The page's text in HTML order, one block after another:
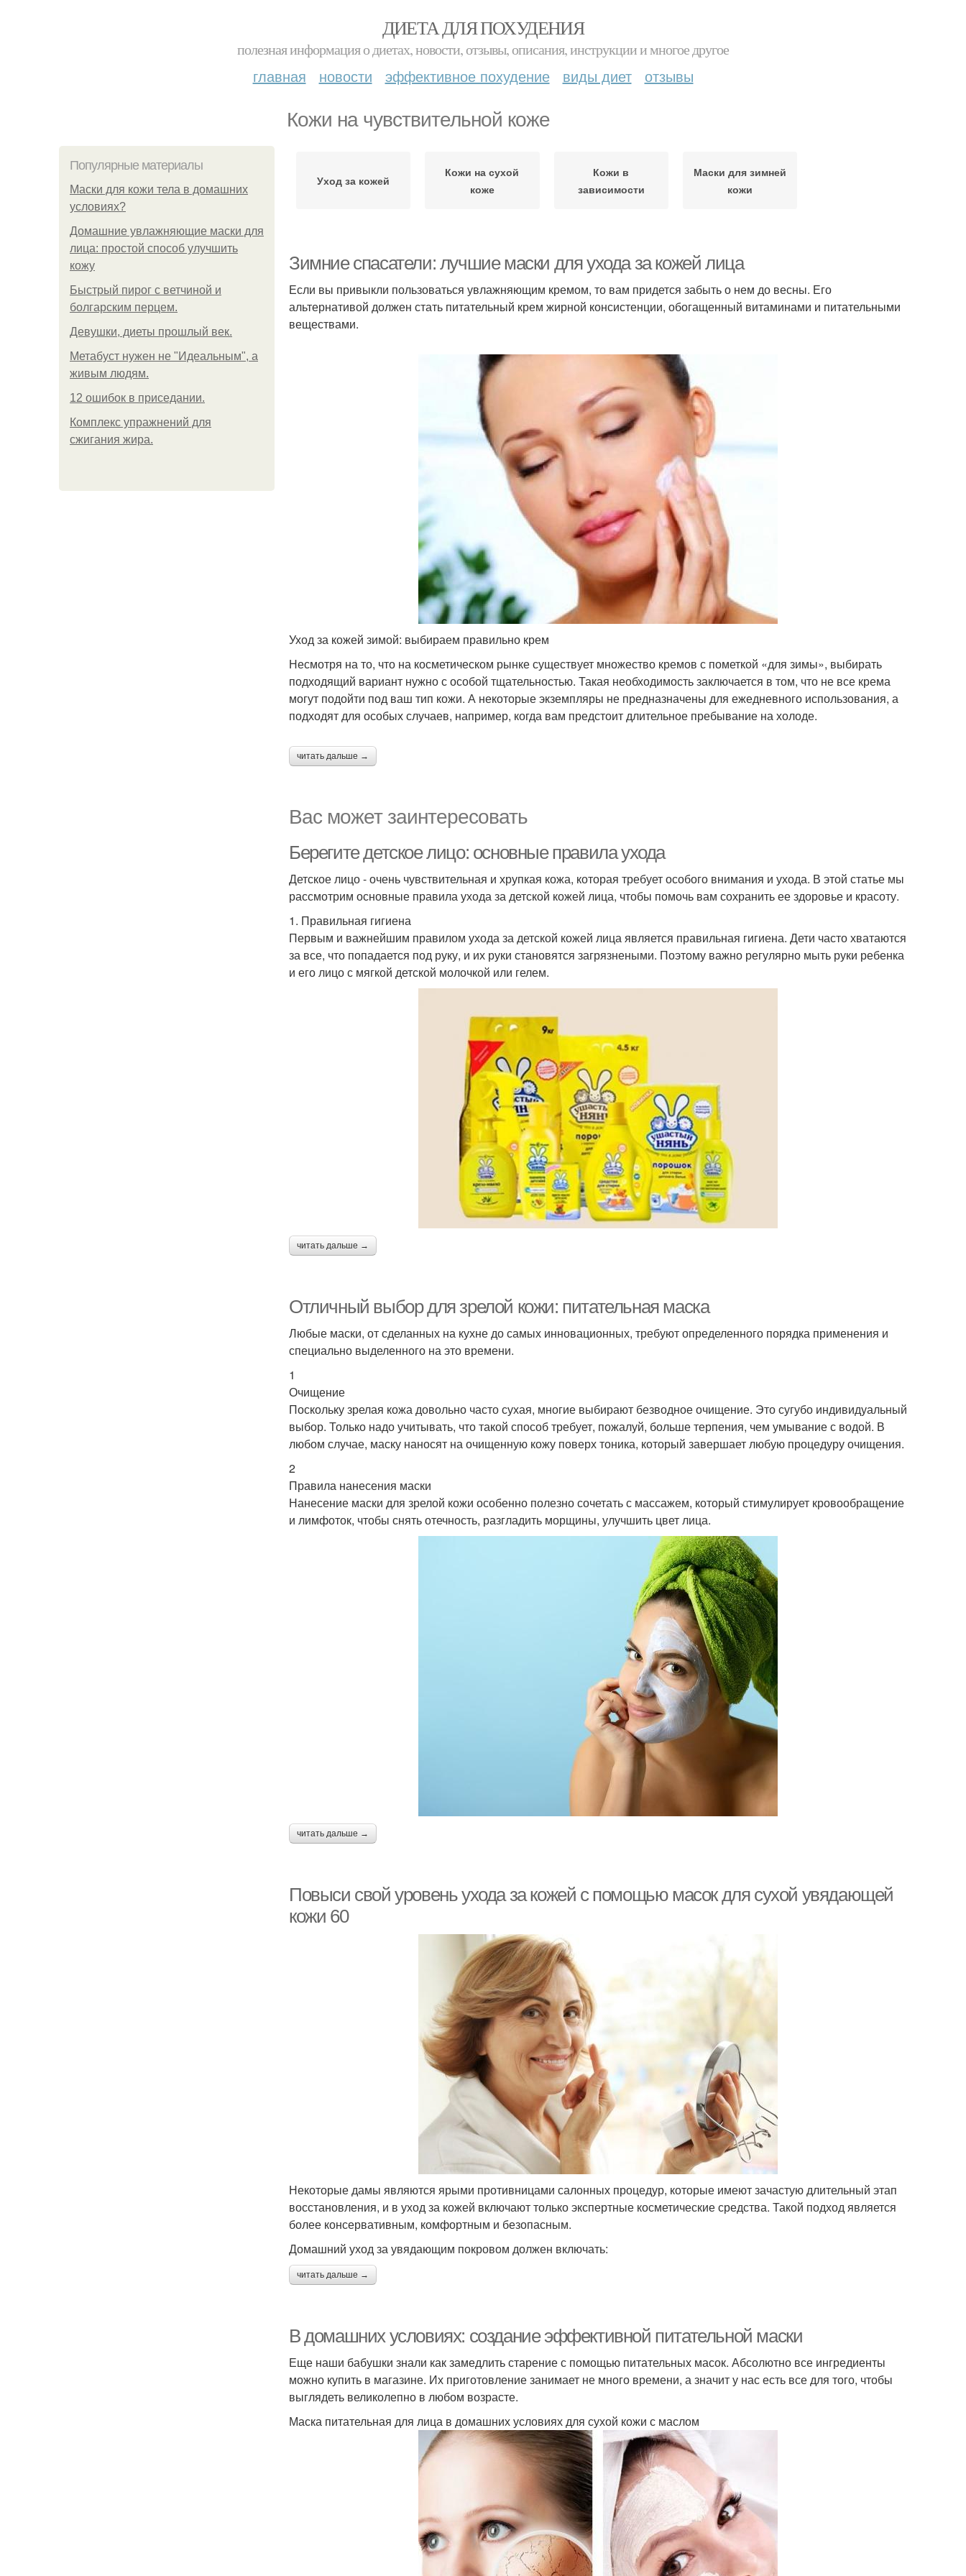
ДИЕТА ДЛЯ ПОХУДЕНИЯ
полезная информация о диетах, новости, отзывы, описания, инструкции и многое другое
главная новости эффективное похудение виды диет отзывы
Кожи на чувствительной коже
Популярные материалы
Маски для кожи тела в домашних
условиях?
Домашние увлажняющие маски для
лица: простой способ улучшить
кожу
Быстрый пирог с ветчиной и
болгарским перцем.
Девушки, диеты прошлый век.
Метабуст нужен не "Идеальным", а
живым людям.
12 ошибок в приседании.
Комплекс упражнений для
сжигания жира.
Уход за кожей
Кожи на сухой
коже
Кожи в
зависимости
Маски для зимней
кожи
Зимние спасатели: лучшие маски для ухода за кожей лица
Если вы привыкли пользоваться увлажняющим кремом, то вам придется забыть о нем до весны. Его
альтернативой должен стать питательный крем жирной консистенции, обогащенный витаминами и питательными
веществами.
Уход за кожей зимой: выбираем правильно крем
Несмотря на то, что на косметическом рынке существует множество кремов с пометкой «для зимы», выбирать
подходящий вариант нужно с особой тщательностью. Такая необходимость заключается в том, что не все крема
могут подойти под ваш тип кожи. А некоторые экземпляры не предназначены для ежедневного использования, а
подходят для особых случаев, например, когда вам предстоит длительное пребывание на холоде.
читать дальше →
Вас может заинтересовать
Берегите детское лицо: основные правила ухода
Детское лицо - очень чувствительная и хрупкая кожа, которая требует особого внимания и ухода. В этой статье мы
рассмотрим основные правила ухода за детской кожей лица, чтобы помочь вам сохранить ее здоровье и красоту.
1. Правильная гигиена
Первым и важнейшим правилом ухода за детской кожей лица является правильная гигиена. Дети часто хватаются
за все, что попадается под руку, и их руки становятся загрязнеными. Поэтому важно регулярно мыть руки ребенка
и его лицо с мягкой детской молочкой или гелем.
читать дальше →
Отличный выбор для зрелой кожи: питательная маска
Любые маски, от сделанных на кухне до самых инновационных, требуют определенного порядка применения и
специально выделенного на это времени.
1
Очищение
Поскольку зрелая кожа довольно часто сухая, многие выбирают безводное очищение. Это сугубо индивидуальный
выбор. Только надо учитывать, что такой способ требует, пожалуй, больше терпения, чем умывание с водой. В
любом случае, маску наносят на очищенную кожу поверх тоника, который завершает любую процедуру очищения.
2
Правила нанесения маски
Нанесение маски для зрелой кожи особенно полезно сочетать с массажем, который стимулирует кровообращение
и лимфоток, чтобы снять отечность, разгладить морщины, улучшить цвет лица.
читать дальше →
Повыси свой уровень ухода за кожей с помощью масок для сухой увядающей
кожи 60
Некоторые дамы являются ярыми противницами салонных процедур, которые имеют зачастую длительный этап
восстановления, и в уход за кожей включают только экспертные косметические средства. Такой подход является
более консервативным, комфортным и безопасным.
Домашний уход за увядающим покровом должен включать:
читать дальше →
В домашних условиях: создание эффективной питательной маски
Еще наши бабушки знали как замедлить старение с помощью питательных масок. Абсолютно все ингредиенты
можно купить в магазине. Их приготовление занимает не много времени, а значит у нас есть все для того, чтобы
выглядеть великолепно в любом возрасте.
Маска питательная для лица в домашних условиях для сухой кожи с маслом